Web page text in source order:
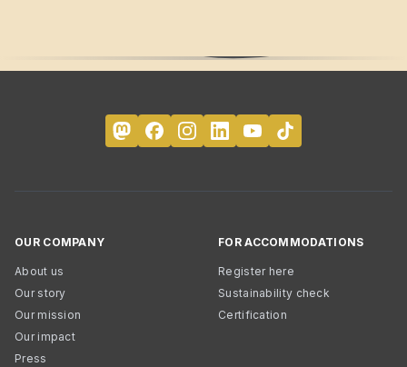
OUR COMPANY
About us
Our story
Our mission
Our impact
Press
FOR ACCOMMODATIONS
Register here
Sustainability check
Certification